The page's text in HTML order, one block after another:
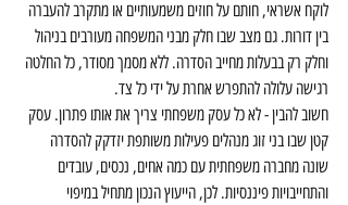
לוקח אשראי, חותם על חוזים משמעותיים או מתקרב להעברה
בין דורות. גם מצב שבו חלק מבני המשפחה מעורבים בניהול
וחלק רק בבעלות מחייב הסדרה. ללא מסמך מסודר, כל החלטה
רגישה עלולה להתפרש אחרת על ידי כל צד.
חשוב להבין - לא כל עסק משפחתי צריך את אותו פתרון. עסק
קטן שבו בני זוג מנהלים פעילות משותפת יזדקק להסדרה
שונה מחברה משפחתית עם כמה אחים, נכסים, עובדים
והתחייבויות פיננסיות. לכן, הייעוץ הנכון מתחיל במיפוי